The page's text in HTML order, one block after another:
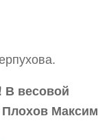
В весовой
Плохов Максим